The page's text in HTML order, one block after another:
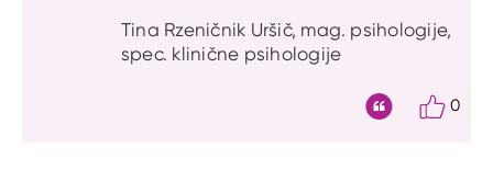
Tina Rzeničnik Uršič, mag. psihologije,
spec. klinične psihologije
0